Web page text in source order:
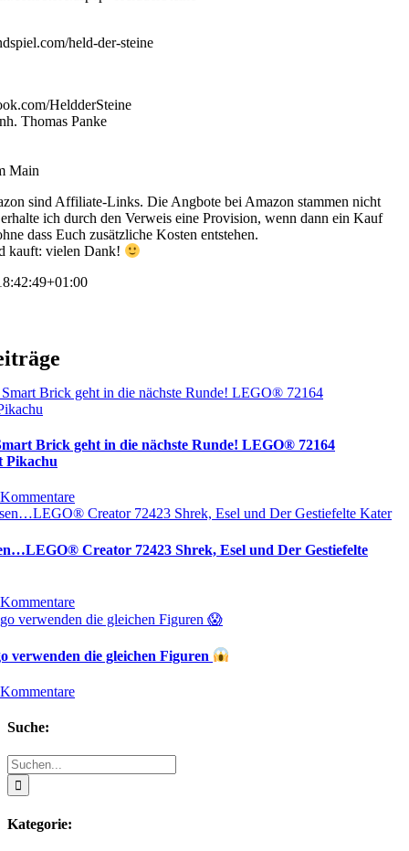
held-der-steine
HeldderSteine
Thomas Panke
Main
sind Affiliate-Links. Die Angbote bei Amazon stammen nicht
ich durch den Verweis eine Provision, wenn dann ein Kauf
dass Euch zusätzliche Kosten entstehen.
kauft: vielen Dank!
Brick geht in die nächste Runde! LEGO® 72164
Pikachu
Creator 72423 Shrek, Esel und Der Gestiefelte
verwenden die gleichen Figuren
Suche:
Suche
nach:
Kategorie: